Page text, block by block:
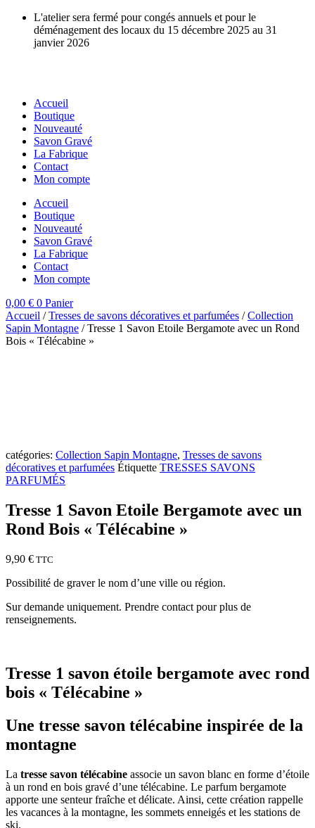
Aller
contenu
L'atelier sera fermé pour congés annuels et pour le
déménagement des locaux du 15 décembre 2025 au 31
janvier 2026
Accueil
Boutique
Nouveauté
Savon Gravé
La Fabrique
Contact
Mon compte
Accueil
Boutique
Nouveauté
Savon Gravé
La Fabrique
Contact
Mon compte
0,00 € 0 Panier
Accueil /Tresses de savons décoratives et parfumées /Collection
Sapin Montagne / Tresse 1 Savon Etoile Bergamote avec un Rond
Bois « Télécabine »
catégories: Collection Sapin Montagne, Tresses de savons
décoratives et parfumées Étiquette TRESSES SAVONS
PARFUMÉS
Tresse 1 Savon Etoile Bergamote avec un
Rond Bois « Télécabine »
9,90 € TTC
Possibilité de graver le nom d’une ville ou région.
Sur demande uniquement. Prendre contact pour plus de
renseignements.
Tresse 1 savon étoile bergamote avec rond
bois « Télécabine »
Une tresse savon télécabine inspirée de la
montagne
La tresse savon télécabine associe un savon blanc en forme d’étoile
à un rond en bois gravé d’une télécabine. Le parfum bergamote
apporte une senteur fraîche et délicate. Ainsi, cette création rappelle
les vacances à la montagne, les sommets enneigés et les stations de
ski.